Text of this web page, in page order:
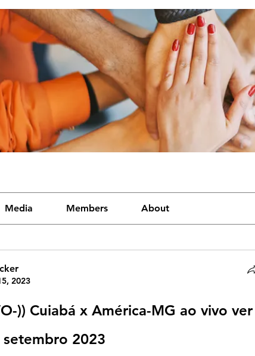
Media Members About
2023
)) Cuiabá x América-MG ao vivo ver
2023